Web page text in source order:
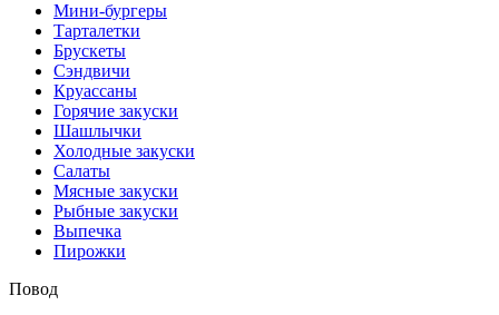
Мини-бургеры
Тарталетки
Брускеты
Сэндвичи
Круассаны
Горячие закуски
Шашлычки
Холодные закуски
Салаты
Мясные закуски
Рыбные закуски
Выпечка
Пирожки
Повод